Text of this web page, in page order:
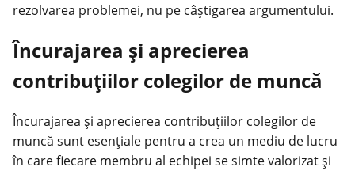
rezolvarea problemei, nu pe câștigarea argumentului.
Încurajarea și aprecierea
contribuțiilor colegilor de muncă
Încurajarea și aprecierea contribuțiilor colegilor de
muncă sunt esențiale pentru a crea un mediu de lucru
în care fiecare membru al echipei se simte valorizat și